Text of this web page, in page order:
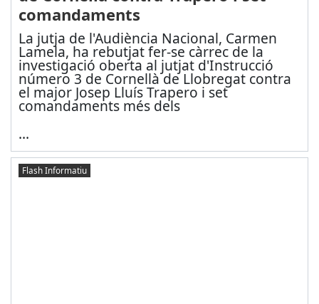
comandaments
La jutja de l'Audiència Nacional, Carmen
Lamela, ha rebutjat fer-se càrrec de la
investigació oberta al jutjat d'Instrucció
número 3 de Cornellà de Llobregat contra
el major Josep Lluís Trapero i set
comandaments més dels
...
Flash Informatiu